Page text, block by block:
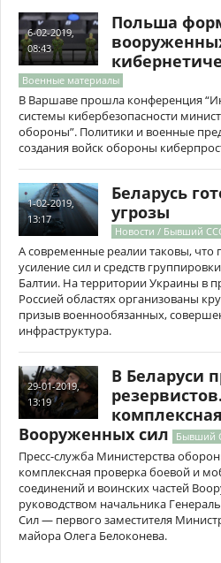
6-02-2019,
08:43
Польша
Военные материалы
В Варшаве прошла конференция
системы кибербезопасности
обороны”. Политики и военные
создания войск обороны
1-02-2019,
13:17
Беларусь
угрозы
Новости / Бывший
А современные реалии таковы,
усиление сил и средств
Балтии. На территории Украины в
Россией областях организованы
призыв военнообязанных,
инфраструктура.
29-01-2019,
13:19
В Беларуси
Вооруженных сил
Бывший
Пресс-служба Министерства
комплексная проверка боевой и
соединений и воинских частей
руководством начальника
Сил — первого заместителя
майора Олега Белоконева.